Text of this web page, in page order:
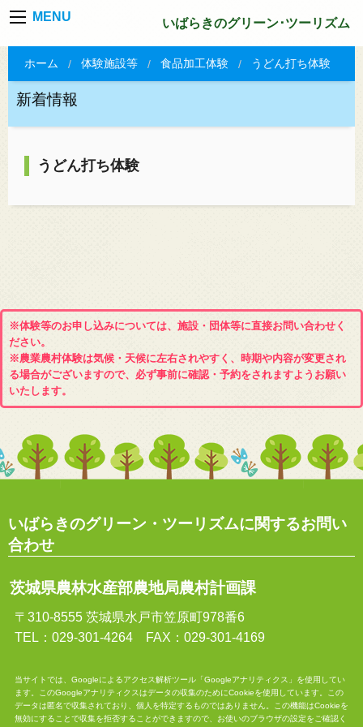
MENU いばらきのグリーン･ツーリズム
ホーム 体験施設等 食品加工体験 うどん打ち体験
新着情報
うどん打ち体験
※体験等のお申し込みについては、施設・団体等に直接お問い合わせく
ださい。
※農業農村体験は気候・天候に左右されやすく、時期や内容が変更され
る場合がございますので、必ず事前に確認・予約をされますようお願い
いたします。
いばらきのグリーン・ツーリズムに関するお問い
合わせ
茨城県農林水産部農地局農村計画課
〒310-8555 茨城県水戸市笠原町978番6
TEL：029-301-4264 FAX：029-301-4169
当サイトでは、Googleによるアクセス解析ツール「Googleアナリティクス」を使用してい
ます。このGoogleアナリティクスはデータの収集のためにCookieを使用しています。この
データは匿名で収集されており、個人を特定するものではありません。この機能はCookieを
無効にすることで収集を拒否することができますので、お使いのブラウザの設定をご確認く